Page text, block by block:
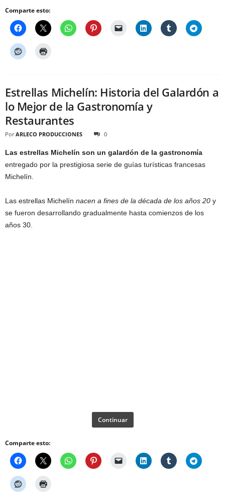
Comparte esto:
Estrellas Michelín: Historia del Galardón a
lo Mejor de la Gastronomía y
Restaurantes
Por ARLECO PRODUCCIONES 0
Las estrellas Michelín son un galardón de la gastronomía
entregado por la prestigiosa serie de guías turísticas francesas
Michelín.
Las estrellas Michelín nacen a fines de la década de los años 20 y
se fueron desarrollando gradualmente hasta comienzos de los
años 30.
Continuar
Comparte esto: